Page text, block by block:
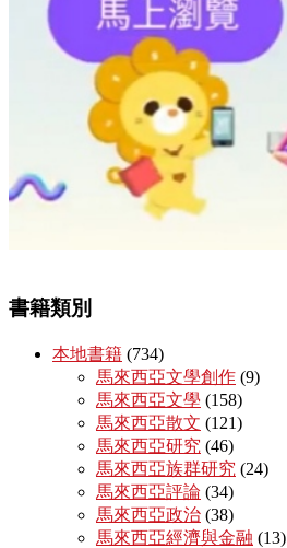
書籍類別
本地書籍 (734)
馬來西亞文學創作 (9)
馬來西亞文學 (158)
馬來西亞散文 (121)
馬來西亞研究 (46)
馬來西亞族群研究 (24)
馬來西亞評論 (34)
馬來西亞政治 (38)
馬來西亞經濟與金融 (13)